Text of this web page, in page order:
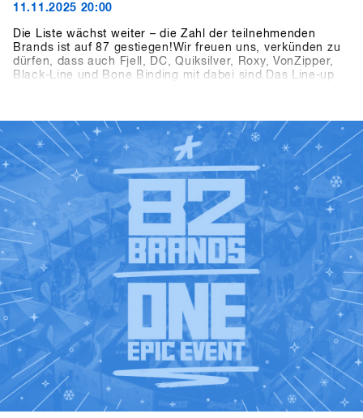
11.11.2025 20:00
Die Liste wächst weiter – die Zahl der teilnehmenden
Brands ist auf 87 gestiegen!Wir freuen uns, verkünden zu
dürfen, dass auch Fjell, DC, Quiksilver, Roxy, VonZipper,
Black-Line und Bone Binding mit dabei sind.Das Line-up
2026!👉 Alle teilnehmenden Brands findest du jetzt in der
aktuellen Brandlist.